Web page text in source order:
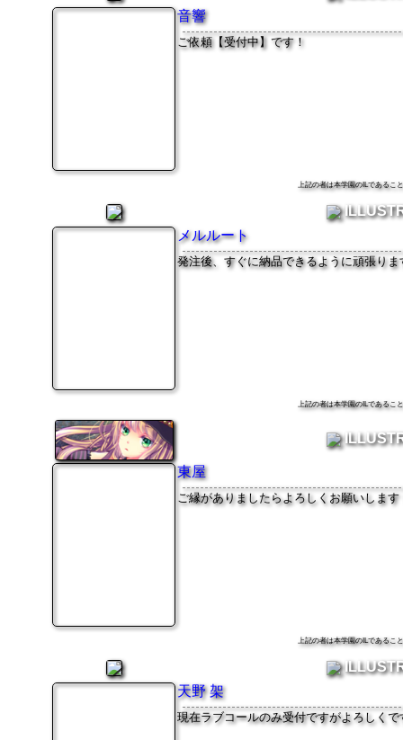
音響
ご依頼【受付中】です！
上記の者は本学園のILである
メルルート
発注後、すぐに納品できるように頑張りま
上記の者は本学園のILである
東屋
ご縁がありましたらよろしくお願いします
上記の者は本学園のILである
天野 架
現在ラブコールのみ受付ですがよろしくで